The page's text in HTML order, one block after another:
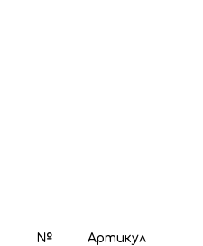
№ Артикул